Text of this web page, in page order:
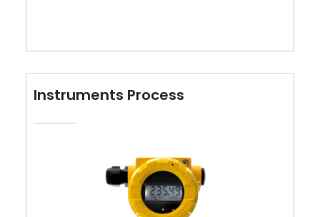
Instruments Process